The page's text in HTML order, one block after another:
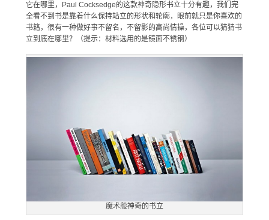
它在哪里，Paul Cocksedge的这款神奇隐形书立十分有趣，我们完
全看不到书是靠着什么保持站立的形状和轮廓，眼前就只是你喜欢的
书籍，很有一种做好事不留名，不留影的高尚情操，各位可以猜猜书
立到底在哪里？（提示：材料选用的是镜面不锈钢）
魔术般神奇的书立